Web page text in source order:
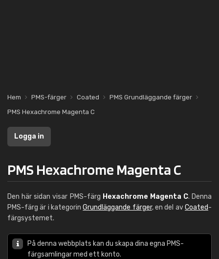
Hem PMS-färger Coated
PMS Grundläggande färger
PMS Hexachrome Magenta C
Logga in
PMS Hexachrome Magenta C
Den här sidan visar PMS-färg Hexachrome Magenta C. Denna
PMS-färg är i kategorinGrundläggande färger, en del avCoated-
färgsystemet.
På denna webbplats kan du skapa dina egna PMS-
färgsamlingar med ett konto.